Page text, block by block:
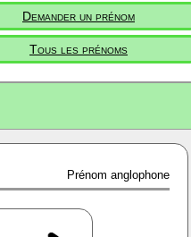
Demander un prénom
Tous les prénoms
Prénom anglophone